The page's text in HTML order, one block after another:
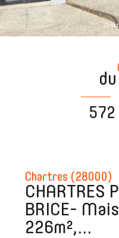
Chartres (28000)
CHARTRES
BRICE-
226m²,...